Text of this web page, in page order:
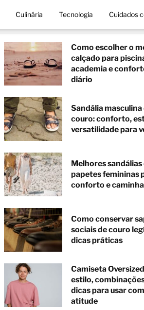
Culinária Tecnologia Cuidados
Como escolher o
calçado para
academia e
diário
Sandália masculina
couro: conforto,
versatilidade para
Melhores sandálias
papetes femininas
conforto e
Como conservar
sociais de couro
dicas práticas
Camiseta
estilo,
dicas para usar com
atitude